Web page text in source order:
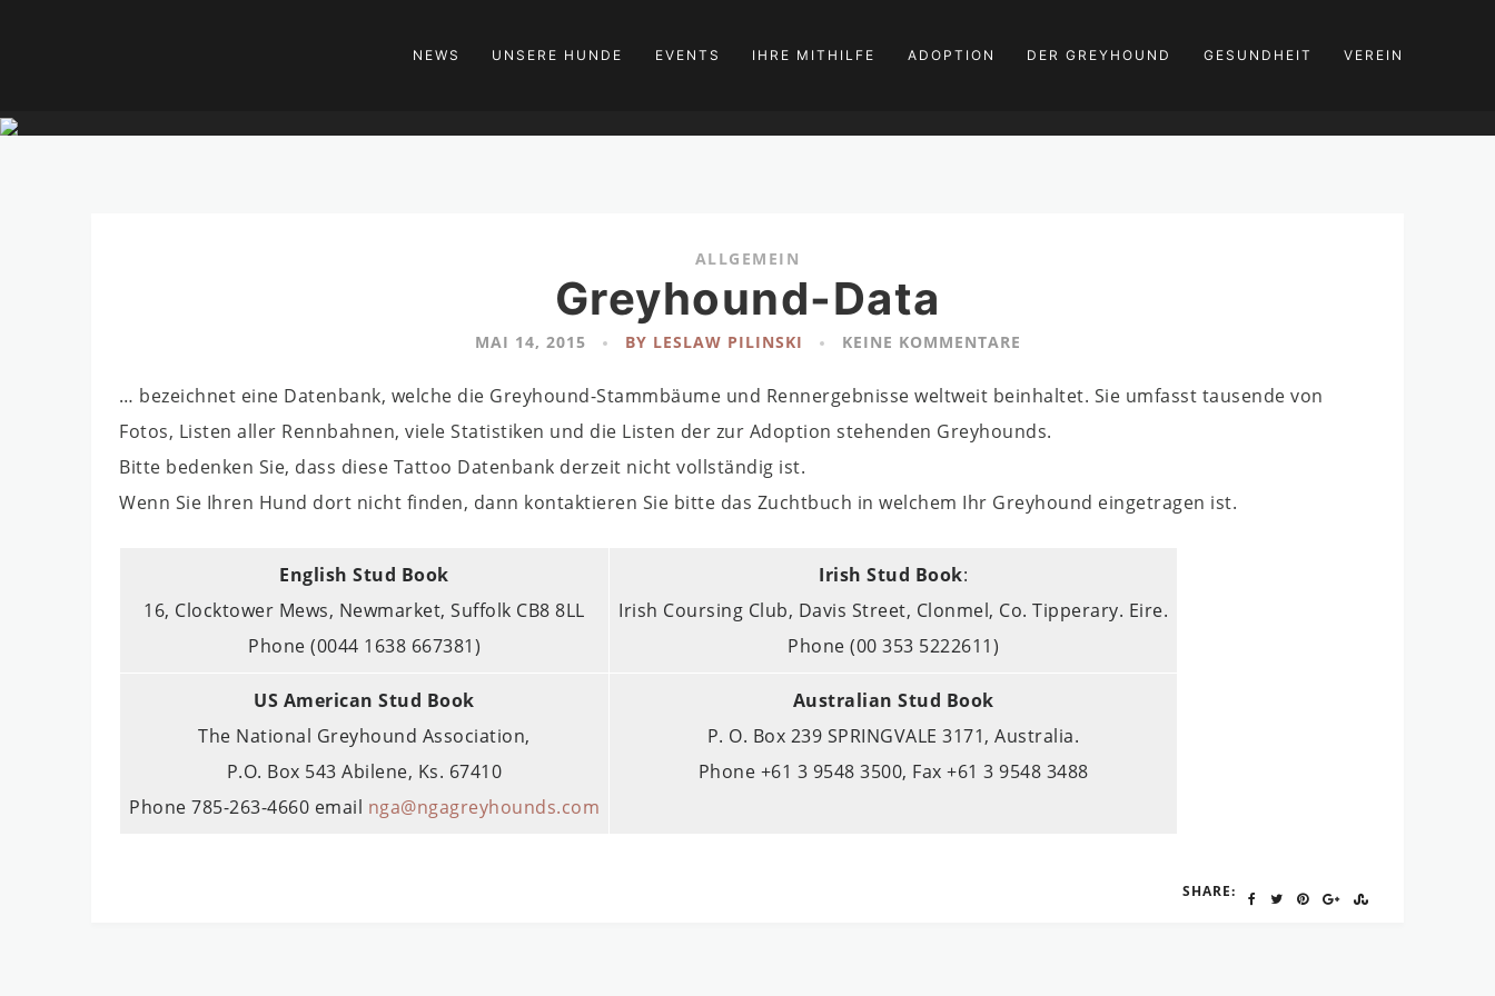
NEWS UNSERE HUNDE EVENTS IHRE MITHILFE ADOPTION DER GREYHOUND GESUNDHEIT VEREIN
ALLGEMEIN
Greyhound-Data
MAI 14, 2015 BY LESLAW PILINSKI KEINE KOMMENTARE
… bezeichnet eine Datenbank, welche die Greyhound-Stammbäume und Rennergebnisse weltweit beinhaltet. Sie umfasst tausende von
Fotos, Listen aller Rennbahnen, viele Statistiken und die Listen der zur Adoption stehenden Greyhounds.
Bitte bedenken Sie, dass diese Tattoo Datenbank derzeit nicht vollständig ist.
Wenn Sie Ihren Hund dort nicht finden, dann kontaktieren Sie bitte das Zuchtbuch in welchem Ihr Greyhound eingetragen ist.
English Stud Book
16, Clocktower Mews, Newmarket, Suffolk CB8 8LL
Phone (0044 1638 667381)
Irish Stud Book:
Irish Coursing Club, Davis Street, Clonmel, Co. Tipperary. Eire.
Phone (00 353 5222611)
US American Stud Book
The National Greyhound Association,
P.O. Box 543 Abilene, Ks. 67410
Phone 785-263-4660 email nga@ngagreyhounds.com
Australian Stud Book
P. O. Box 239 SPRINGVALE 3171, Australia.
Phone +61 3 9548 3500, Fax +61 3 9548 3488
SHARE: